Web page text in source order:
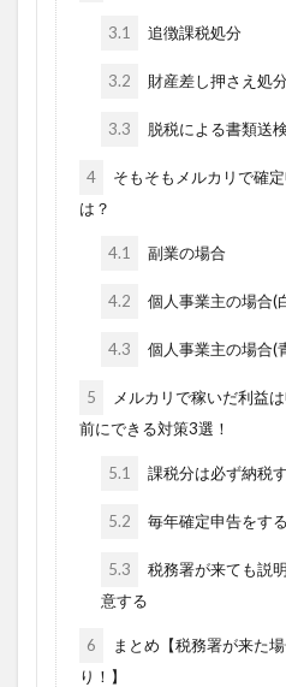
3.1 追徴課税処分
3.2 財産差し押さえ処
3.3 脱税による書類送
4
そもそもメルカリで確
は？
4.1 副業の場合
4.2 個人事業主の場合(
4.3 個人事業主の場合(
5
メルカリで稼いだ利益
前にできる対策3選！
5.1 課税分は必ず納税
5.2 毎年確定申告をする
5.3
税務署が来ても説
意する
6
まとめ【税務署が来た
り！】